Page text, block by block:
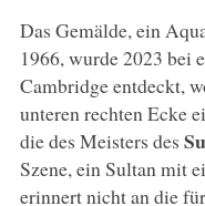
Das Gemälde, ein
1966, wurde 2023 bei
Cambridge entdeckt,
unteren rechten Ecke
die des Meisters des
Szene, ein Sultan mit
erinnert nicht an die